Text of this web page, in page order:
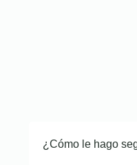
¿Cómo le hago